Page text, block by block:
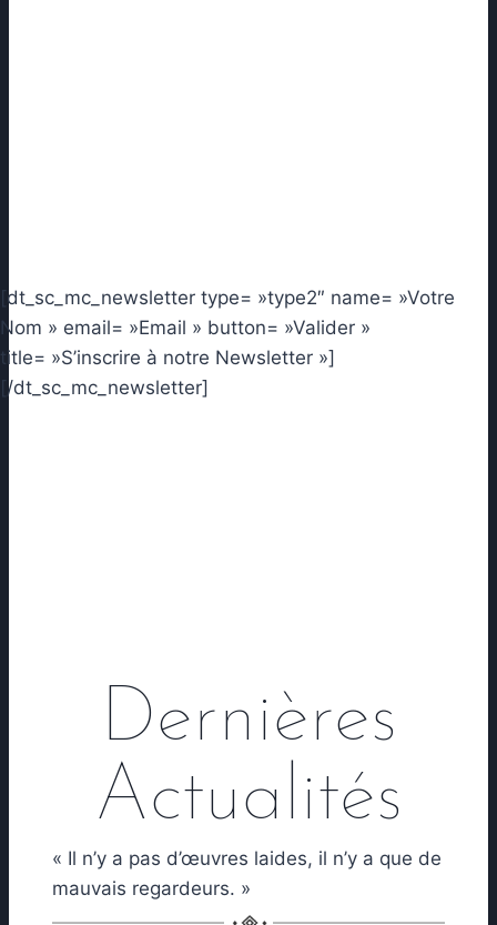
[dt_sc_mc_newsletter type= »type2″ name= »Votre
Nom » email= »Email » button= »Valider »
title= »S’inscrire à notre Newsletter »]
[/dt_sc_mc_newsletter]
Dernières
Actualités
« Il n’y a pas d’œuvres laides, il n’y a que de
mauvais regardeurs. »